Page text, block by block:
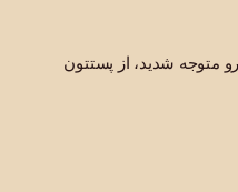
متوجه شدید، از پستتون